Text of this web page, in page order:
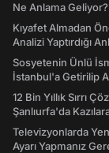
Ne Anlama Geliyor?
Kıyafet Almadan
Analizi Yaptırdığı
Sosyetenin Ünlü
İstanbul'a Getirilip
12 Bin Yıllık Sırrı
Şanlıurfa'da
Televizyonlarda
Ayarı Yapmanız